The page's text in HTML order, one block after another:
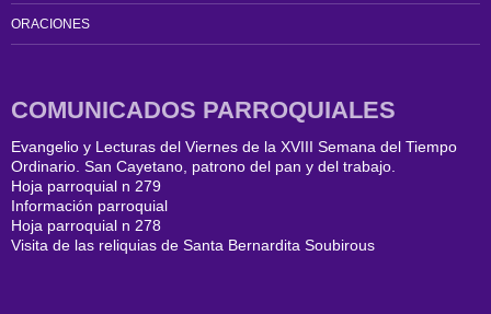
ORACIONES
COMUNICADOS PARROQUIALES
Evangelio y Lecturas del Viernes de la XVIII Semana del Tiempo
Ordinario. San Cayetano, patrono del pan y del trabajo.
Hoja parroquial n 279
Información parroquial
Hoja parroquial n 278
Visita de las reliquias de Santa Bernardita Soubirous